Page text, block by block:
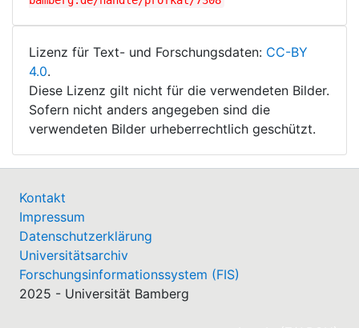
Lizenz für Text- und Forschungsdaten: CC-BY
4.0.
Diese Lizenz gilt nicht für die verwendeten Bilder.
Sofern nicht anders angegeben sind die
verwendeten Bilder urheberrechtlich geschützt.
Kontakt
Impressum
Datenschutzerklärung
Universitätsarchiv
Forschungsinformationssystem (FIS)
2025 - Universität Bamberg